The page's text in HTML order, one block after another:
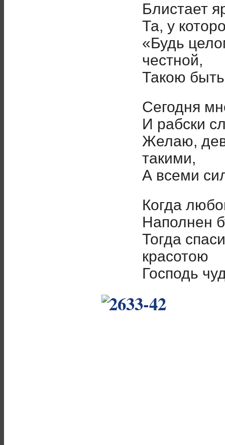
Блистает
Та, у
«Будь
честной,
Такою
Сегодня
И рабски
Желаю,
такими,
А всеми
Когда
Наполнен
Тогда
красотою
Господь